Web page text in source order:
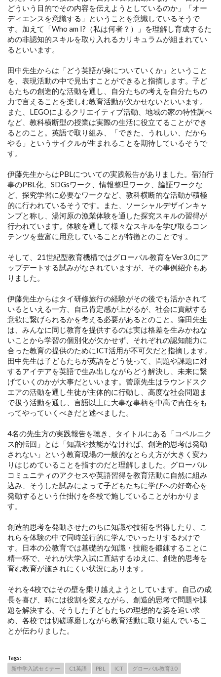
どういう目的でその内容を伝えようとしているのか」「オー
ディエンスを意識する」ということを意識しているそうで
す。加えて「Who am I?（私は何者？）」を理解し育成するた
めの非認知的スキルを取り入れるカリキュラムが組まれてい
るといいます。
田中先生からは「どう英語が身についていくか」ということ
を、表現活動の中で見出すことができると指摘します。子ど
もたちの創造的な活動を通し、自分たちの考えを自分たちの
力で言えることを楽しむ教育活動が欠かせないといいます。
また、LEGOによるクリエイティブ活動、地域の家の特性調べ
など、教科横断型の授業は実際の生活に役立てることができ
るとのこと。英語で取り組み、「できた、うれしい、だから
やる」というサイクルが生まれることを期待しているそうで
す。
伊藤先生からはPBLについての実践報告がありました。宿泊行
事のPBL化、SDGsワーク、情報整理ワーク、論証ワークな
ど、探究学習に必要なワークなど、教科横断的な活動が積極
的に行われているそうです。また、ソーシャルデザインキャ
ンプと称し、湯河原の漁業体験を通した探究スキルの習得が
行われています。体験を通して様々なスキルを学び取るコン
テンツを豊富に用意していることが特徴とのことです。
そして、21世紀型教育機構ではグローバル教育をVer3.0にア
ップデートする試みがなされていますが、その事例紹介もあ
りました。
伊藤先生からはタイ研修旅行の経験がその後でも活かされて
いるといえる一方、自己肯定感が上がるが、社会に貢献する
意欲に繋げられるかを考える必要があるとのこと。窪田先生
は、みんなに同じ教育を提供するのは実は格差を生みかねな
いことから学習の個別化が欠かせず、それぞれの認知能力に
合った教育の提供のためにICT活用が不可欠だと指摘します。
田中先生は子どもたちが英語をどう使って、問題や課題に対
するアイデアを英語で生み出しながらどう解決し、未来に繋
げていくのかが大事だといいます。菅原先生はラウンドスク
エアの活動を通し生徒が主体的に行動し、高度な社会問題ま
で扱う活動を通し、言語以上に大事な事柄を中高で責任をも
ってやっていくべきだと述べました。
4名の先生方の実践報告を聴き、タイトルにある「コペルニク
ス的転回」とは「知識や技能がなければ、創造的思考は発動
されない」という教育現場の一般的なとらえ方が大きく変わ
りはじめていることを指すのだと理解しました。グローバル
コミュニティのアクセスや英語習得を教育活動に自然に組み
込み、そうした試みによって子どもたちに学びへの好奇心を
発動するという仕掛けを各校で施していることがわかりま
す。
創造的思考を発動させたのちに知識や技術を習得したり、こ
れらを体験の中で同時並行的に学んでいったりするわけで
す。日本の公教育では基礎的な知識・技能を鍛錬することに
精一杯で、それが大学入試に直結するゆえに、創造的思考を
育む教育が施されにくい状況にあります。
それを4校ではその壁を乗り越えようとしています。自己の成
長を喜び、時には役割を変えながら、創造的思考で問題や課
題を解決する。そうした子どもたちの理想的な姿を追い求
め、各校では切磋琢磨しながら教育活動に取り組んでいるこ
とが伝わりました。
Tags:
新中学入試セミナー
C1英語 PBL ICT グローバル教育3.0